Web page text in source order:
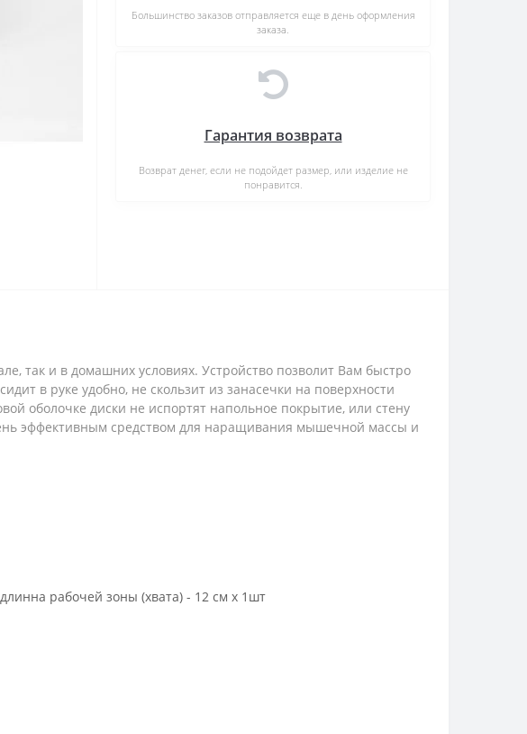
Большинство заказов отправляется еще в день оформления
заказа.
Гарантия возврата
Возврат денег, если не подойдет размер, или изделие не
понравится.
так и в домашних условиях. Устройство позволит Вам быстро
в руке удобно, не скользит из занасечки на поверхности
оболочке диски не испортят напольное покрытие, или стену
эффективным средством для наращивания мышечной массы и
рабочей зоны (хвата) - 12 см х 1шт